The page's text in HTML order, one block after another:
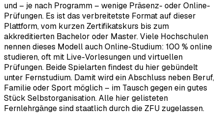
und – je nach Programm – wenige Präsenz- oder Online-
Prüfungen. Es ist das verbreitetste Format auf dieser
Plattform, vom kurzen Zertifikatskurs bis zum
akkreditierten Bachelor oder Master. Viele Hochschulen
nennen dieses Modell auch Online-Studium: 100 % online
studieren, oft mit Live-Vorlesungen und virtuellen
Prüfungen. Beide Spielarten findest du hier gebündelt
unter Fernstudium. Damit wird ein Abschluss neben Beruf,
Familie oder Sport möglich – im Tausch gegen ein gutes
Stück Selbstorganisation. Alle hier gelisteten
Fernlehrgänge sind staatlich durch die ZFU zugelassen.